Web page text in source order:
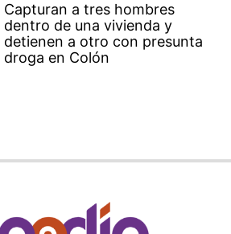
Capturan a tres hombres
dentro de una vivienda y
detienen a otro con presunta
droga en Colón